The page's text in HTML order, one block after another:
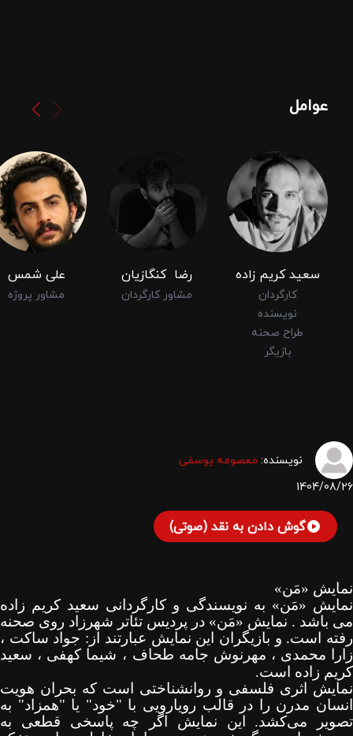
عوامل
سعید ‌کریم ‌زاده
کارگردان
نویسنده
طراح صحنه
بازیگر
رضا ‌ ‌کنگازیان
مشاور کارگردان
علی شمس
مشاور پروژه
نویسنده: معصومه یوسفی
1404/08/26
گوش دادن به نقد (صوتی)
نمایش «مَن»
نمایش «مَن» به نویسندگی و کارگردانی سعید کریم زاده
می باشد . نمایش «مَن» در پردیس تئاتر شهرزاد روی صحنه
رفته است. و بازیگران این نمایش عبارتند از : جواد ساکت ،
زارا محمدی ، مهرنوش جامه ‌طحاف ، شیما کهفی ، سعید
کریم زاده است.
نمایش اثری فلسفی و روانشناختی است که بحران هویت
انسان مدرن را در قالب رویارویی با "خود" یا "همزاد" به
تصویر می‌کشد. این نمایش اگر چه پاسخی قطعی به